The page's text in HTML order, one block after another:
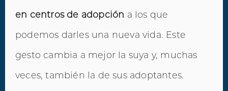
en centros de adopción a los que
podemos darles una nueva vida. Este
gesto cambia a mejor la suya y, muchas
veces, también la de sus adoptantes.